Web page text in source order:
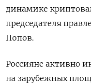
динамике
председателя
Попов.
Россияне активно
на зарубежных